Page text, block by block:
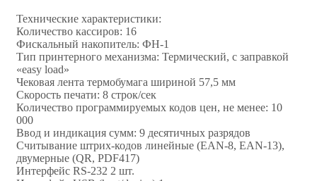
Технические характеристики:
Количество кассиров: 16
Фискальный накопитель: ФН-1
Тип принтерного механизма: Термический, с заправкой
«easy load»
Чековая лента термобумага шириной 57,5 мм
Скорость печати: 8 строк/сек
Количество программируемых кодов цен, не менее: 10
000
Ввод и индикация сумм: 9 десятичных разрядов
Считывание штрих-кодов линейные (EAN-8, ЕАN-13),
двумерные (QR, PDF417)
Интерфейс RS-232 2 шт.